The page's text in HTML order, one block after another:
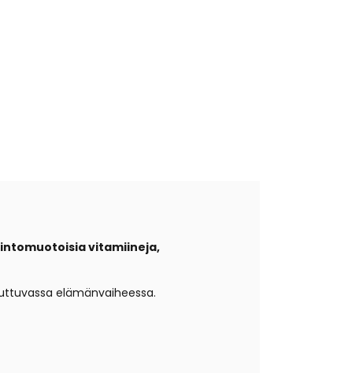
vitamiineja,
elämänvaiheessa.